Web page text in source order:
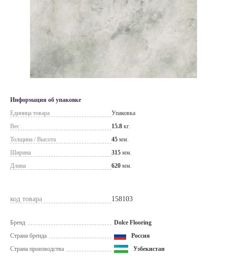
Информация об упаковке
Единица товара
Упаковка
Вес
15.8 кг.
Толщина / Высота
45 мм.
Ширина
315 мм.
Длина
620 мм.
код товара 158103
Бренд
Dolce Flooring
Страна бренда
Россия
Страна производства
Узбекистан